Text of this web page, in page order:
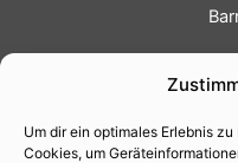
Um dir ein optimales Erlebnis
Cookies, um